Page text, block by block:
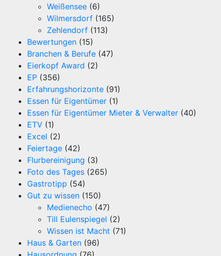
Weißensee (6)
Wilmersdorf (165)
Zehlendorf (113)
Bewertungen (15)
Branchen & Berufe (47)
Eierkopf Award (2)
EP (356)
Erfahrungshorizonte (91)
Essen für Eigentümer (1)
Essen für Eigentümer Mieter & Verwalter (40)
ETV (1)
Excel (2)
Feiertage (42)
Flurbereinigung (3)
Foto des Tages (265)
Gastrotipp (54)
Gut zu wissen (150)
Medienecho (47)
Till Eulenspiegel (2)
Wissen ist Macht (71)
Haus & Garten (96)